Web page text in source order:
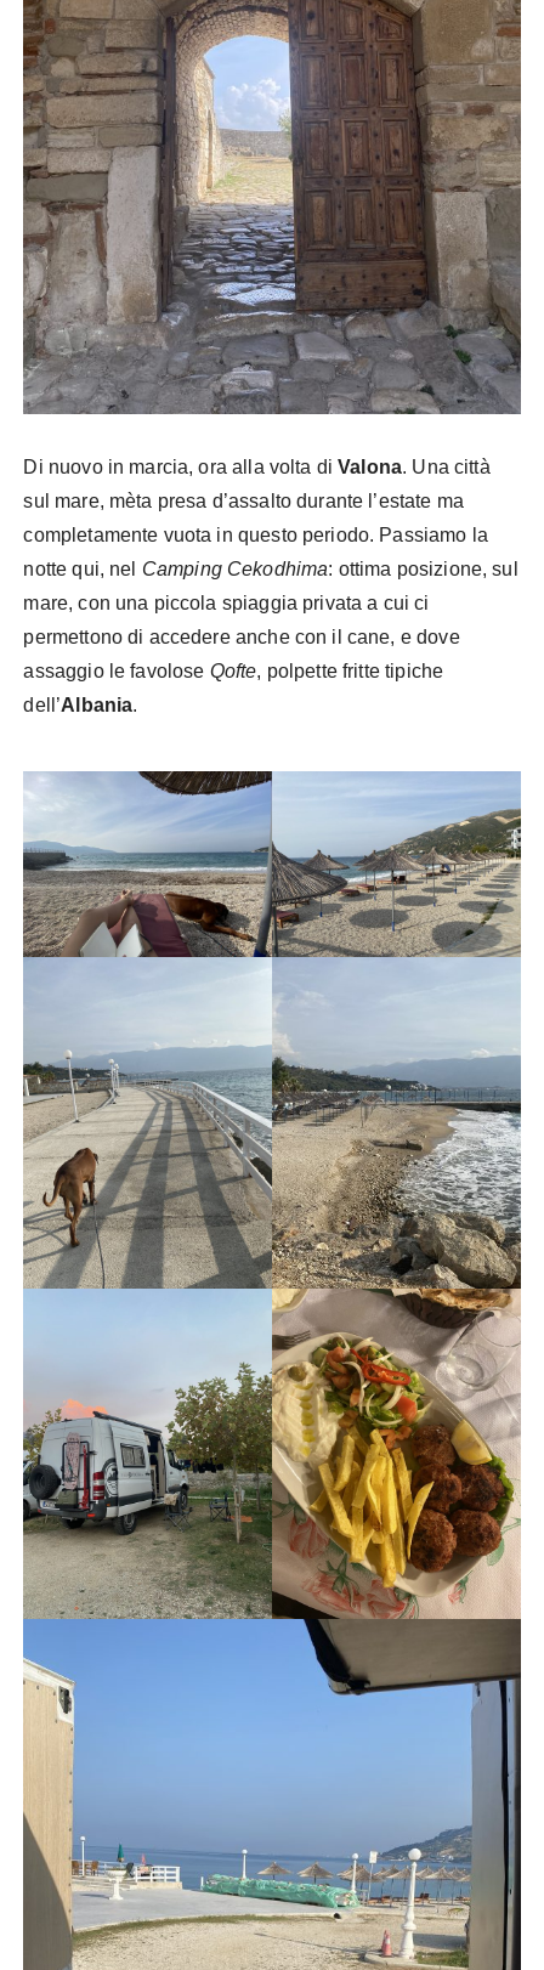
Di nuovo in marcia, ora alla volta diValona. Una città
sul mare, mèta presa d’assalto durante l’estate ma
completamente vuota in questo periodo. Passiamo la
notte qui, nel Camping Cekodhima: ottima posizione, sul
mare, con una piccola spiaggia privata a cui ci
permettono di accedere anche con il cane, e dove
assaggio le favolose Qofte, polpette fritte tipiche
dell’Albania.